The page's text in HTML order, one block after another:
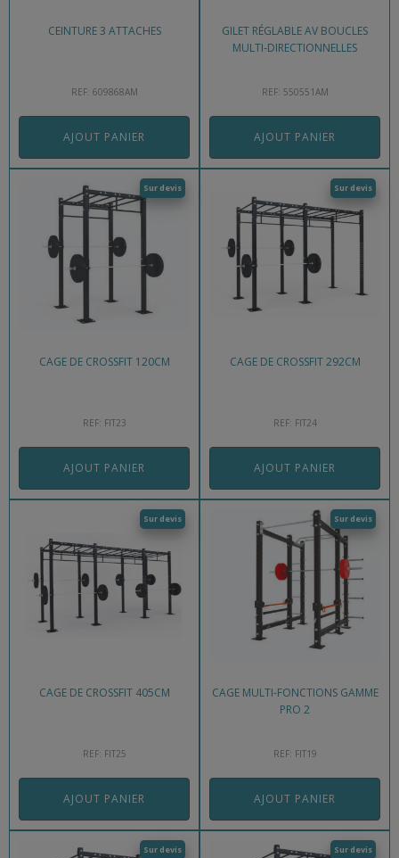
CEINTURE 3 ATTACHES
REF: 609868AM
AJOUT PANIER
GILET RÉGLABLE AV BOUCLES
MULTI-DIRECTIONNELLES
REF: 550551AM
AJOUT PANIER
CAGE DE CROSSFIT 120CM
REF: FIT23
Sur devis
AJOUT PANIER
CAGE DE CROSSFIT 292CM
REF: FIT24
Sur devis
AJOUT PANIER
CAGE DE CROSSFIT 405CM
REF: FIT25
Sur devis
AJOUT PANIER
CAGE MULTI-FONCTIONS GAMME
PRO 2
REF: FIT19
Sur devis
AJOUT PANIER
Sur devis Sur devis